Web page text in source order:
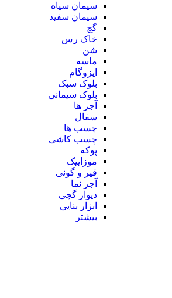
سیمان سیاه
سیمان سفید
گچ
خاک رس
شن
ماسه
ایزوگام
بلوک سبک
بلوک سیمانی
آجر ها
سفال
چسب ها
چسب کاشی
پوکه
موزاییک
قیر و گونی
آجر نما
دیوار گچی
ابزار بنایی
بیشتر